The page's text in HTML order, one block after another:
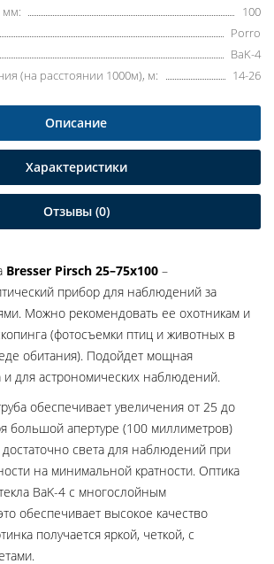
мм:
100
Porro
BaK-4
(на расстоянии 1000м), м:
14-26
Описание
Характеристики
Отзывы (0)
Bresser Pirsch 25–75x100 –
прибор для наблюдений за
Можно рекомендовать ее охотникам и
(фотосъемки птиц и животных в
обитания). Подойдет мощная
и для астрономических наблюдений.
обеспечивает увеличения от 25 до
большой апертуре (100 миллиметров)
света для наблюдений при
на минимальной кратности. Оптика
BaK-4 с многослойным
обеспечивает высокое качество
получается яркой, четкой, с